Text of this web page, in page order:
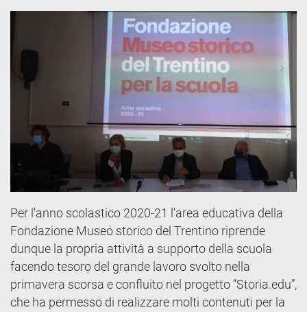
Per l'anno scolastico 2020-21 l'area educativa della
Fondazione Museo storico del Trentino riprende
dunque la propria attività a supporto della scuola
facendo tesoro del grande lavoro svolto nella
primavera scorsa e confluito nel progetto “Storia.edu”,
che ha permesso di realizzare molti contenuti per la